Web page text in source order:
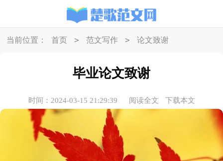
当前位置： 首页 > 范文写作 > 论文致谢
毕业论文致谢
时间：2024-03-15 21:29:39 阅读全文 下载本文